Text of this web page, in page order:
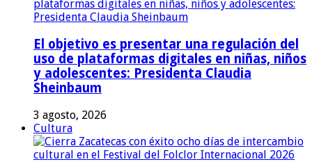
El objetivo es presentar una regulación del
uso de plataformas digitales en niñas, niños
y adolescentes: Presidenta Claudia
Sheinbaum
3 agosto, 2026
Cultura